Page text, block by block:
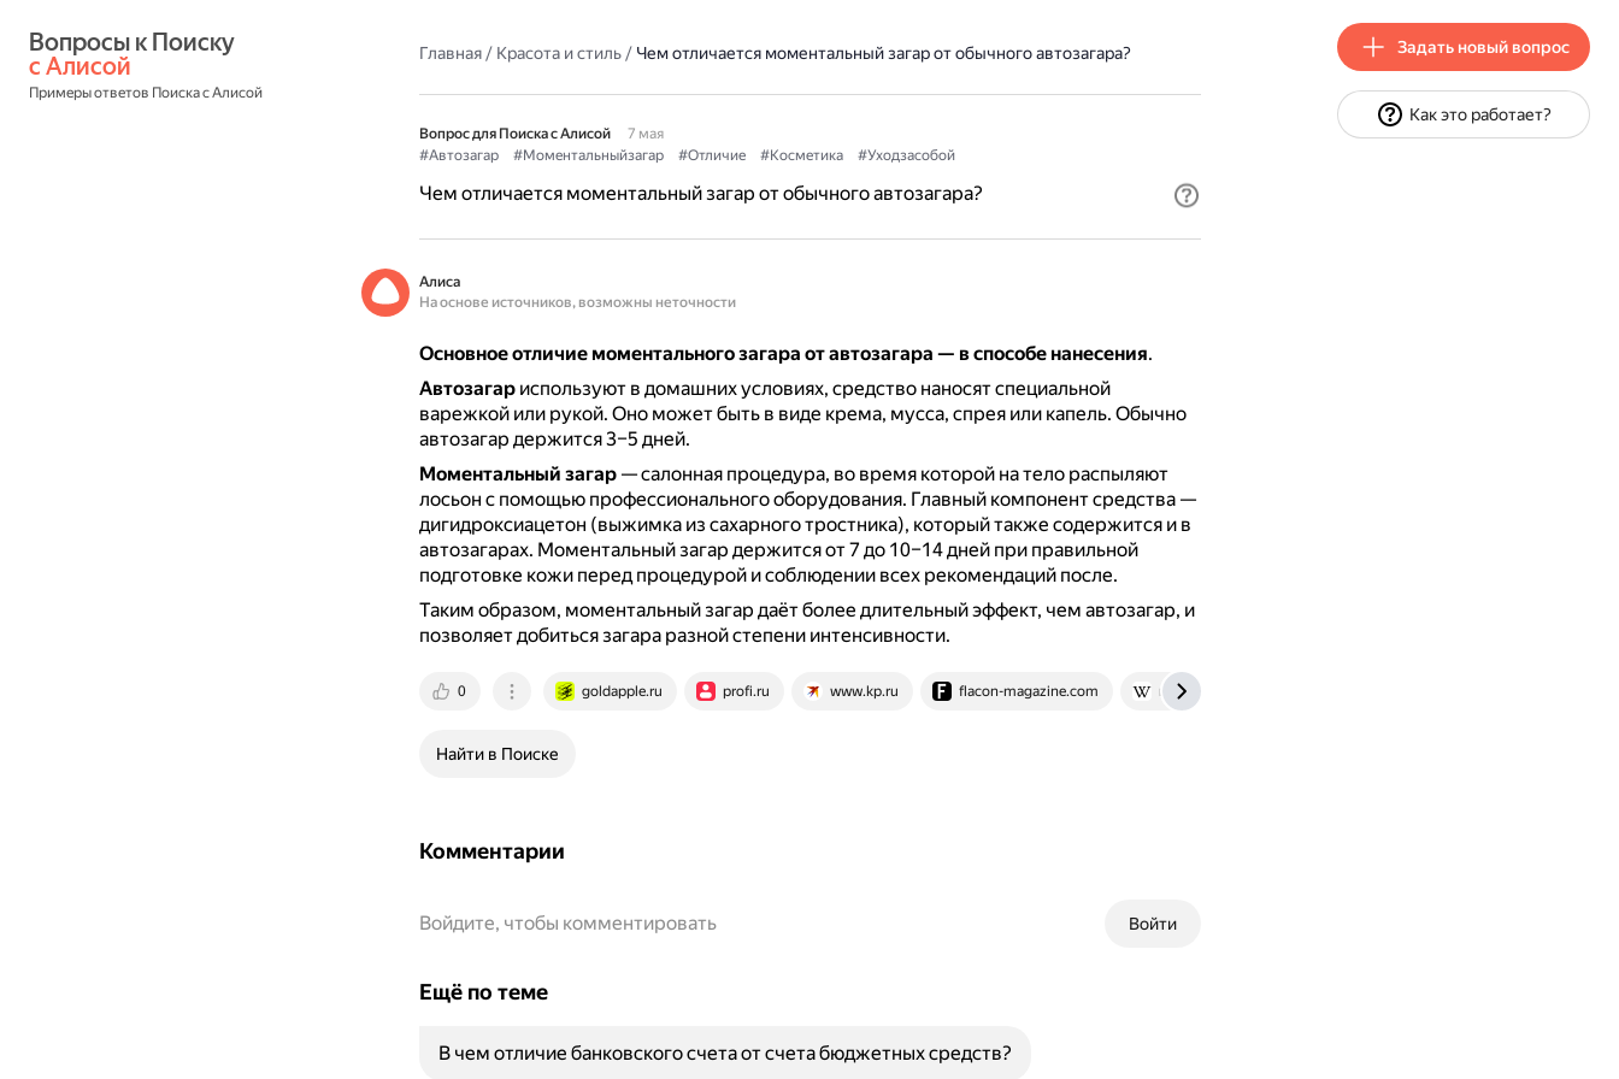
с Алисой
Примеры ответов Поиска с Алисой
Главная/ Красота и стиль/ Чем отличается моментальный загар от обычного автозагара?
Вопрос для Поиска с Алисой
7 мая
#Автозагар
#Моментальныйзагар #Отличие #Косметика #Уходзасобой
Чем отличается моментальный загар от обычного автозагара?
Алиса
На основе источников, возможны неточности
Основное отличие моментального загара от автозагара — в способе нанесения.
Автозагариспользуют в домашних условиях, средство наносят специальной
варежкой или рукой. Оно может быть в виде крема, мусса, спрея или капель. Обычно
автозагар держится 3–5 дней.
Моментальный загар— салонная процедура, во время которой на тело распыляют
лосьон с помощью профессионального оборудования. Главный компонент средства —
дигидроксиацетон (выжимка из сахарного тростника), который также содержится и в
автозагарах. Моментальный загар держится от 7 до 10–14 дней при правильной
подготовке кожи перед процедурой и соблюдении всех рекомендаций после.
Таким образом, моментальный загар даёт более длительный эффект, чем автозагар, и
позволяет добиться загара разной степени интенсивности.
0 goldapple.ru profi.ru www.kp.ru flacon-magazine.com ru.wikipedia.org
Найти в Поиске
Комментарии
Войти
Войдите, чтобы комментировать
Ещё по теме
В чем отличие банковского счета от счета бюджетных средств?
Задать новый вопрос
Как это работает?